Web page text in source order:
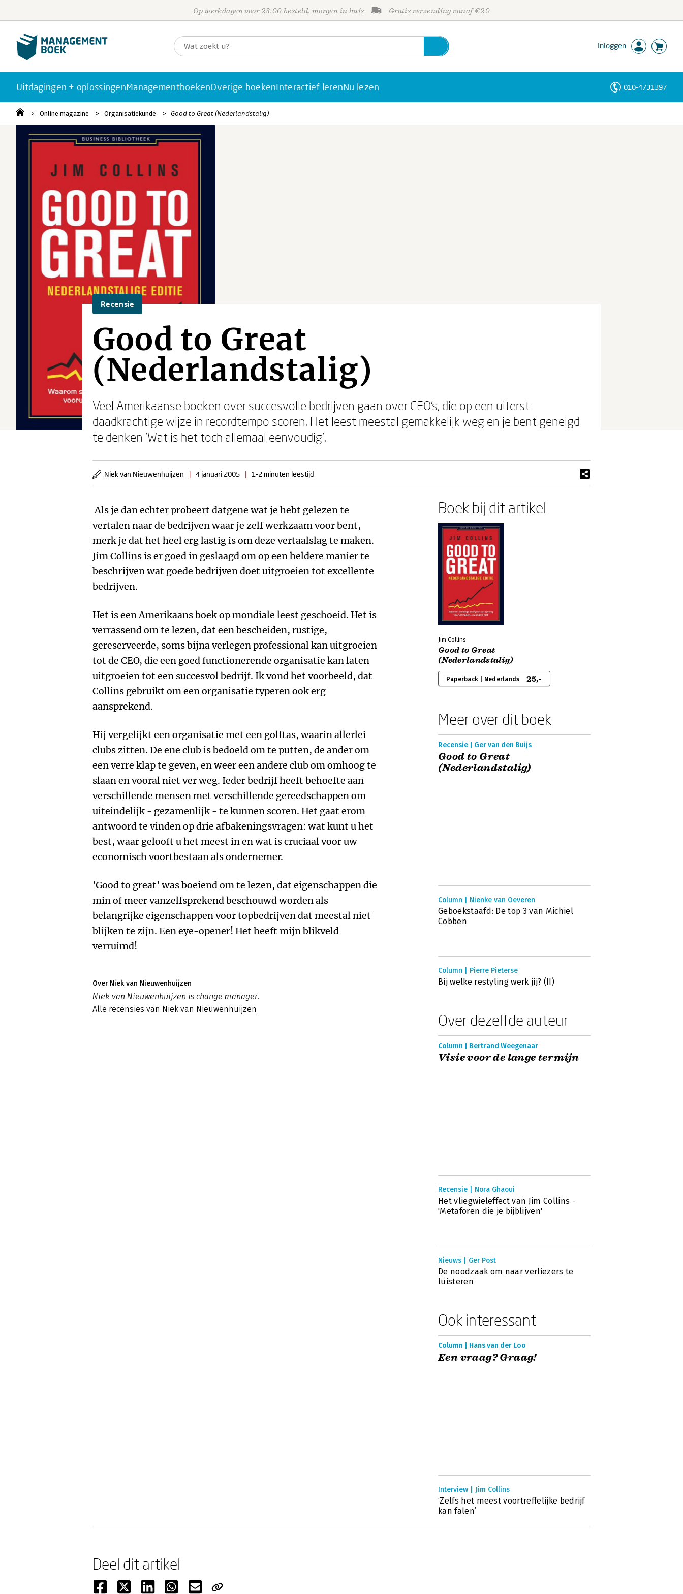
Op werkdagen voor 23:00 besteld, morgen in huis Gratis verzending vanaf €20
Inloggen
Uitdagingen + oplossingenManagementboekenOverige boekenInteractief lerenNu lezen 010-4731397
Online magazine Organisatiekunde Good to Great (Nederlandstalig)
Recensie
Good to Great
(Nederlandstalig)
Veel Amerikaanse boeken over succesvolle bedrijven gaan over CEO's, die op een uiterst
daadkrachtige wijze in recordtempo scoren. Het leest meestal gemakkelijk weg en je bent geneigd
te denken 'Wat is het toch allemaal eenvoudig'.
Niek van Nieuwenhuijzen | 4 januari 2005 | 1-2 minuten leestijd
Als je dan echter probeert datgene wat je hebt gelezen te
vertalen naar de bedrijven waar je zelf werkzaam voor bent,
merk je dat het heel erg lastig is om deze vertaalslag te maken.
Jim Collinsis er goed in geslaagd om op een heldere manier te
beschrijven wat goede bedrijven doet uitgroeien tot excellente
bedrijven.
Het is een Amerikaans boek op mondiale leest geschoeid. Het is
verrassend om te lezen, dat een bescheiden, rustige,
gereserveerde, soms bijna verlegen professional kan uitgroeien
tot de CEO, die een goed functionerende organisatie kan laten
uitgroeien tot een succesvol bedrijf. Ik vond het voorbeeld, dat
Collins gebruikt om een organisatie typeren ook erg
aansprekend.
Hij vergelijkt een organisatie met een golftas, waarin allerlei
clubs zitten. De ene club is bedoeld om te putten, de ander om
een verre klap te geven, en weer een andere club om omhoog te
slaan en vooral niet ver weg. Ieder bedrijf heeft behoefte aan
verschillende mensen met verschillende gereedschappen om
uiteindelijk - gezamenlijk - te kunnen scoren. Het gaat erom
antwoord te vinden op drie afbakeningsvragen: wat kunt u het
best, waar gelooft u het meest in en wat is cruciaal voor uw
economisch voortbestaan als ondernemer.
'Good to great' was boeiend om te lezen, dat eigenschappen die
min of meer vanzelfsprekend beschouwd worden als
belangrijke eigenschappen voor topbedrijven dat meestal niet
blijken te zijn. Een eye-opener! Het heeft mijn blikveld
verruimd!
Over Niek van Nieuwenhuijzen
Niek van Nieuwenhuijzen is change manager.
Alle recensies van Niek van Nieuwenhuijzen
Boek bij dit artikel
Jim Collins
Good to Great
(Nederlandstalig)
Paperback | Nederlands 25,-
Meer over dit boek
Recensie | Ger van den Buijs
Good to Great
(Nederlandstalig)
Column | Nienke van Oeveren
Geboekstaafd: De top 3 van Michiel
Cobben
Column | Pierre Pieterse
Bij welke restyling werk jij? (II)
Over dezelfde auteur
Column | Bertrand Weegenaar
Visie voor de lange termijn
Recensie | Nora Ghaoui
Het vliegwieleffect van Jim Collins -
'Metaforen die je bijblijven'
Nieuws | Ger Post
De noodzaak om naar verliezers te
luisteren
Ook interessant
Column | Hans van der Loo
Een vraag? Graag!
Interview | Jim Collins
‘Zelfs het meest voortreffelijke bedrijf
kan falen’
Deel dit artikel
Personen